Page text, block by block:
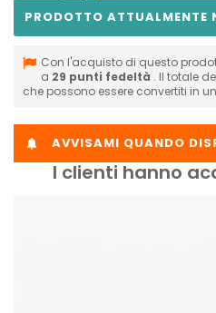
PRODOTTO ATTUALMENTE
Con l'acquisto di questo
a 29 punti fedeltà . Il totale
che possono essere convertiti in
 AVVISAMI QUANDO
I clienti hanno